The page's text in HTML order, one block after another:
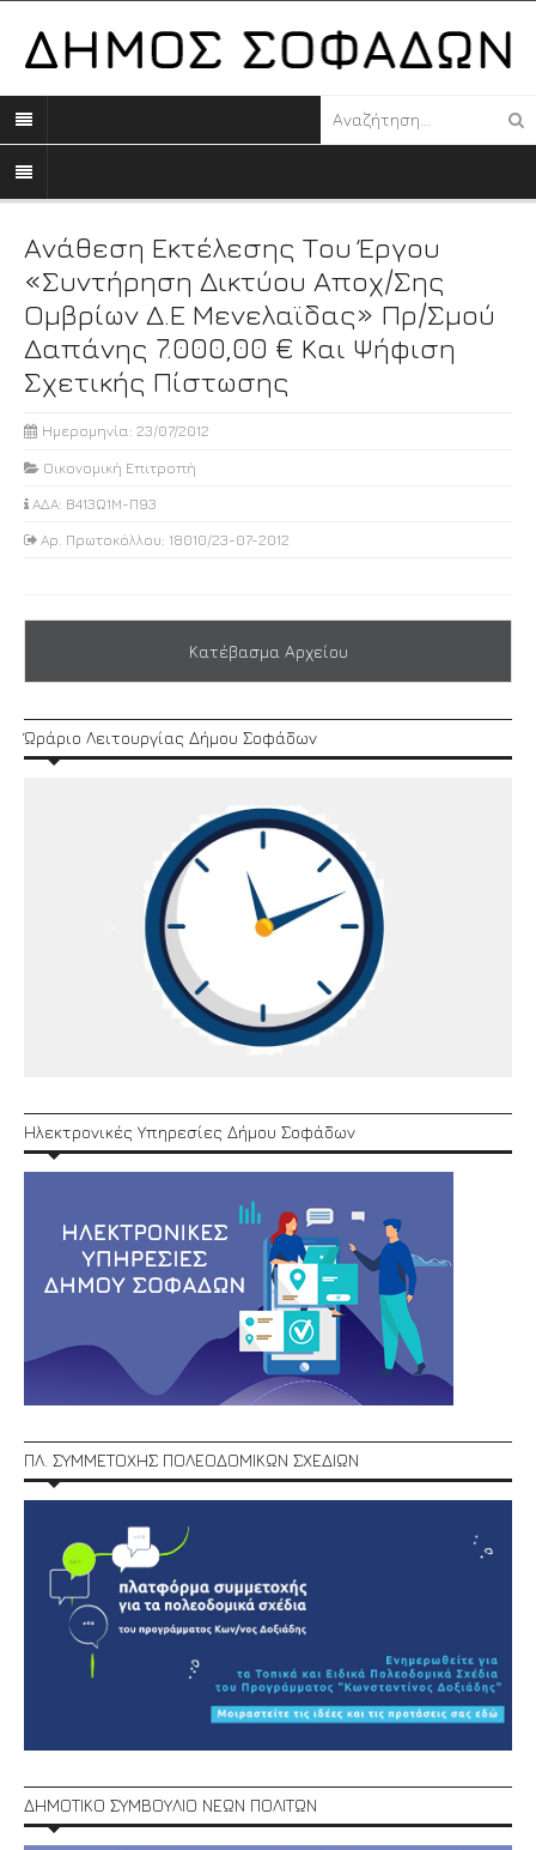
Ανάθεση Εκτέλεσης Του Έργου
«Συντήρηση Δικτύου Αποχ/σης
Ομβρίων Δ.Ε Μενελαϊδας» Πρ/σμού
Δαπάνης 7.000,00 € Και Ψήφιση
Σχετικής Πίστωσης
Ημερομηνία: 23/07/2012
Οικονομική Επιτροπή
ΑΔΑ: Β413Ω1Μ-Π93
Αρ. Πρωτοκόλλου: 18010/23-07-2012
Κατέβασμα Αρχείου
Ώράριο Λειτουργίας Δήμου Σοφάδων
Ηλεκτρονικές Υπηρεσίες Δήμου Σοφάδων
ΠΛ. ΣΥΜΜΕΤΟΧΗΣ ΠΟΛΕΟΔΟΜΙΚΩΝ ΣΧΕΔΙΩΝ
ΔΗΜΟΤΙΚΟ ΣΥΜΒΟΥΛΙΟ ΝΕΩΝ ΠΟΛΙΤΩΝ